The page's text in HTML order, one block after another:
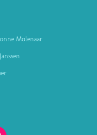
Molenaar